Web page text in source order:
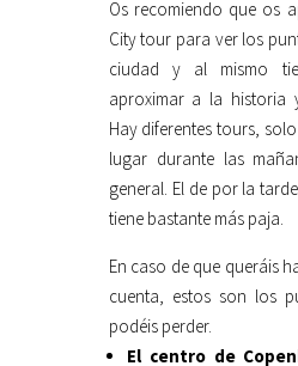
Os recomiendo que os
City tour para ver los
ciudad y al mismo
aproximar a la historia
Hay diferentes tours,
lugar durante las
general. El de por la
tiene bastante más paja.
En caso de que queráis
cuenta, estos son los
podéis perder.
El centro de